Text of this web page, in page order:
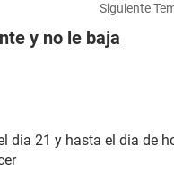
Siguiente
y no le baja
dia 21 y hasta el dia de